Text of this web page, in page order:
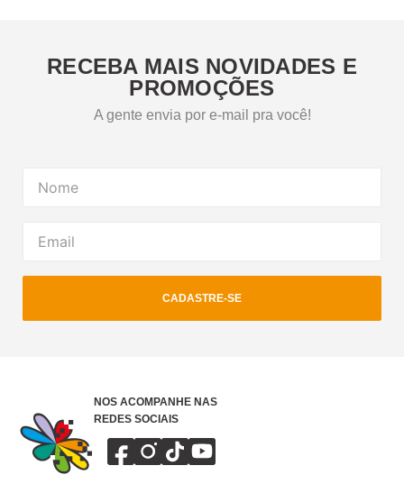
RECEBA MAIS NOVIDADES E
PROMOÇÕES
A gente envia por e-mail pra você!
CADASTRE-SE
NOS ACOMPANHE NAS
REDES SOCIAIS